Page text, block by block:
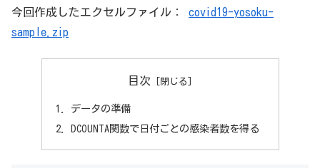
今回作成したエクセルファイル： covid19-yosoku-
sample.zip
目次
データの準備
DCOUNTA関数で日付ごとの感染者数を得る